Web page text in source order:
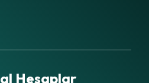
Hesaplar